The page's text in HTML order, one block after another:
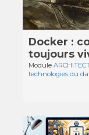
Docker :
toujours
Module
technologies du